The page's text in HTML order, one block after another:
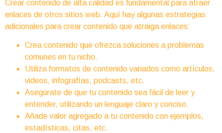
Crear contenido de alta calidad es fundamental para atraer
enlaces de otros sitios web. Aquí hay algunas estrategias
adicionales para crear contenido que atraiga enlaces:
Crea contenido que ofrezca soluciones a problemas
comunes en tu nicho.
Utiliza formatos de contenido variados como artículos,
videos, infografías, podcasts, etc.
Asegúrate de que tu contenido sea fácil de leer y
entender, utilizando un lenguaje claro y conciso.
Añade valor agregado a tu contenido con ejemplos,
estadísticas, citas, etc.